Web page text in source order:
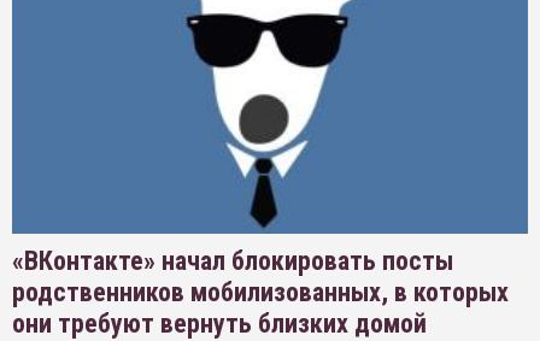
«ВКонтакте» начал блокировать посты
родственников мобилизованных, в которых
они требуют вернуть близких домой